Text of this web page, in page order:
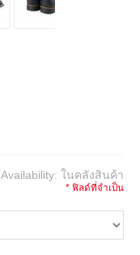
Availability: ในคลังสินค้า
* ฟิลด์ที่จำเป็น